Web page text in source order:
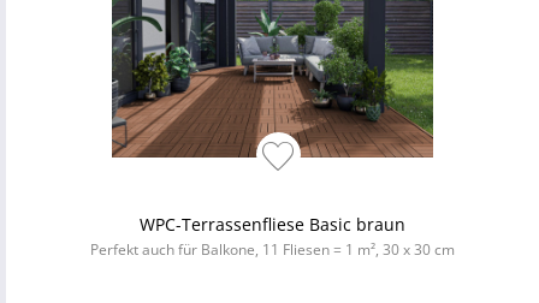
WPC-Terrassenfliese Basic braun
Perfekt auch für Balkone, 11 Fliesen = 1 m², 30 x 30 cm